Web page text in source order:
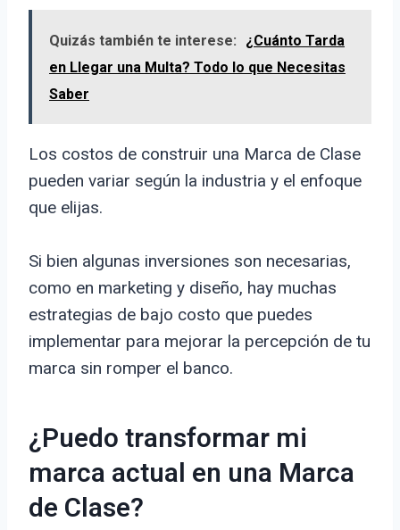
Quizás también te interese:
¿Cuánto Tarda
en Llegar una Multa? Todo lo que Necesitas
Saber
Los costos de construir una Marca de Clase
pueden variar según la industria y el enfoque
que elijas.
Si bien algunas inversiones son necesarias,
como en marketing y diseño, hay muchas
estrategias de bajo costo que puedes
implementar para mejorar la percepción de tu
marca sin romper el banco.
¿Puedo transformar mi
marca actual en una Marca
de Clase?